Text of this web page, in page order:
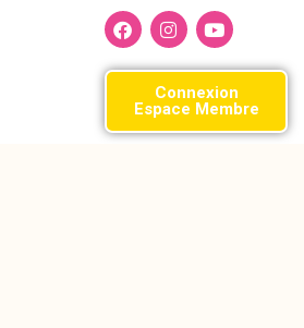
Connexion
Espace Membre